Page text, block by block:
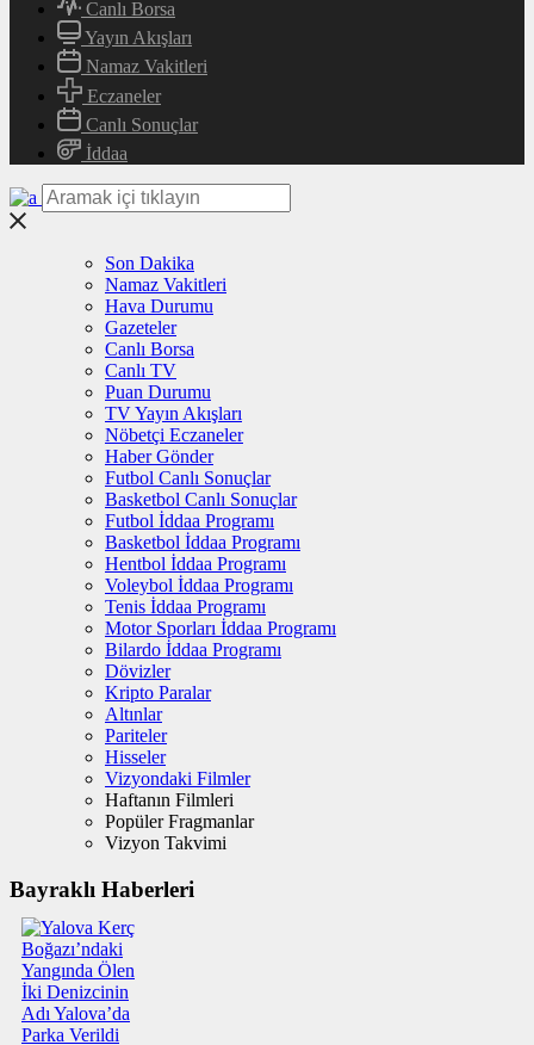
Canlı Borsa
Yayın Akışları
Namaz Vakitleri
Eczaneler
Canlı Sonuçlar
İddaa
Son Dakika
Namaz Vakitleri
Hava Durumu
Gazeteler
Canlı Borsa
Canlı TV
Puan Durumu
TV Yayın Akışları
Nöbetçi Eczaneler
Haber Gönder
Futbol Canlı Sonuçlar
Basketbol Canlı Sonuçlar
Futbol İddaa Programı
Basketbol İddaa Programı
Hentbol İddaa Programı
Voleybol İddaa Programı
Tenis İddaa Programı
Motor Sporları İddaa Programı
Bilardo İddaa Programı
Dövizler
Kripto Paralar
Altınlar
Pariteler
Hisseler
Vizyondaki Filmler
Haftanın Filmleri
Popüler Fragmanlar
Vizyon Takvimi
Bayraklı Haberleri